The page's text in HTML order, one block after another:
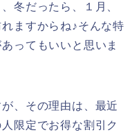
冬だったら、１月、
ますからね♪そんな特
ってもいいと思いま
、その理由は、最近
限定でお得な割引ク